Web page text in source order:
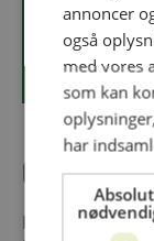
Om
På vores tre
annoncer
også
med vores
som kan
har
Absolut